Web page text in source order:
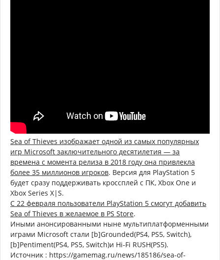
Sea of Thieves изображает одной из самых популярных
игр Microsoft заключительного десятилетия — за
времена с момента релиза в 2018 году она привлекла
более 35 миллионов игроков. Версия для PlayStation 5
будет сразу поддерживать кроссплей с ПК, Xbox One и
Xbox Series X|S.
С 22 февраля пользователи PlayStation 5 смогут добавить
Sea of Thieves в желаемое в PS Store.
Иными анонсированными ныне мультиплатформенными
играми Microsoft стали [b]Grounded(PS4, PS5, Switch),
[b]Pentiment(PS4, PS5, Switch)и Hi-Fi RUSH(PS5).
Источник : https://gamemag.ru/news/185186/sea-of-